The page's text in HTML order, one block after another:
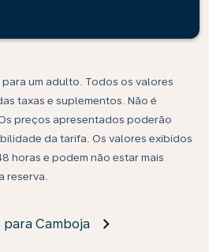
um adulto. Todos os valores
taxas e suplementos. Não é
preços apresentados poderão
da tarifa. Os valores exibidos
horas e podem não estar mais
reserva.
para Camboja